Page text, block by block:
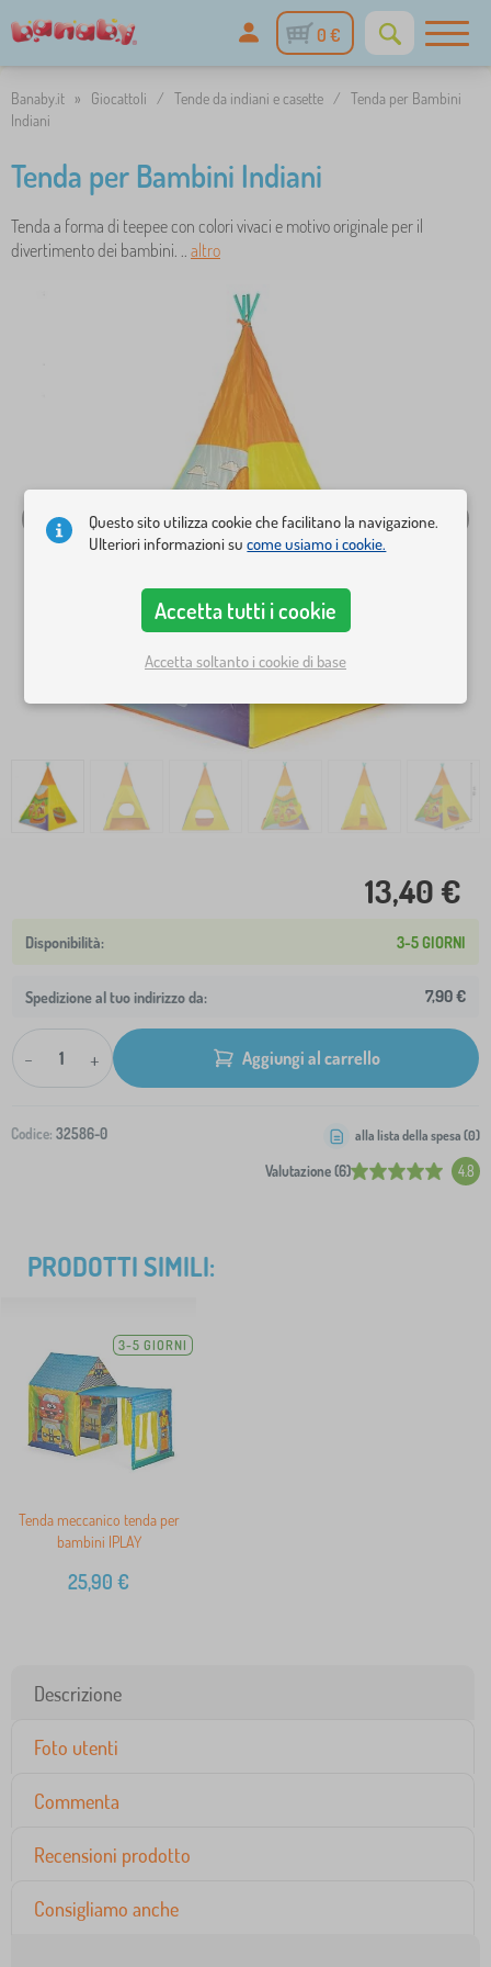
0 €
Banaby.it » Giocattoli / Tende da indiani e casette / Tenda per Bambini
Indiani
Tenda per Bambini Indiani
Tenda a forma di teepee con colori vivaci e motivo originale per il
divertimento dei bambini. .. altro
13,40 €
3-5 GIORNI
Spedizione al tuo indirizzo da: 7,90 €
- + Aggiungi al carrello
Codice: 32586-0
Valutazione (6) 4.8
alla lista della spesa (0)
PRODOTTI SIMILI:
3-5 GIORNI
Tenda meccanico tenda per
bambini IPLAY
25,90 €
Descrizione
Foto utenti
Commenta
Recensioni prodotto
Consigliamo anche
Questo sito utilizza cookie che facilitano la navigazione.
Ulteriori informazioni sucome usiamo i cookie.
Accetta tutti i cookie
Accetta soltanto i cookie di base